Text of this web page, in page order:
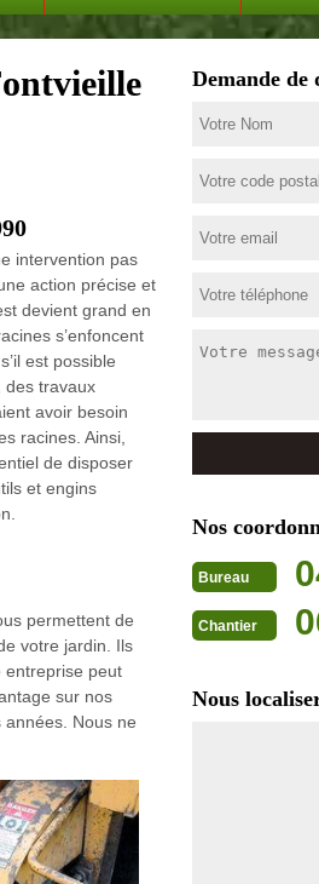
intervention pas
action précise et
devient grand en
s’enfoncent
est possible
des travaux
avoir besoin
racines. Ainsi,
de disposer
et engins
permettent de
votre jardin. Ils
entreprise peut
sur nos
Nous ne
Demande
Nos
Bureau
Chantier
Nous